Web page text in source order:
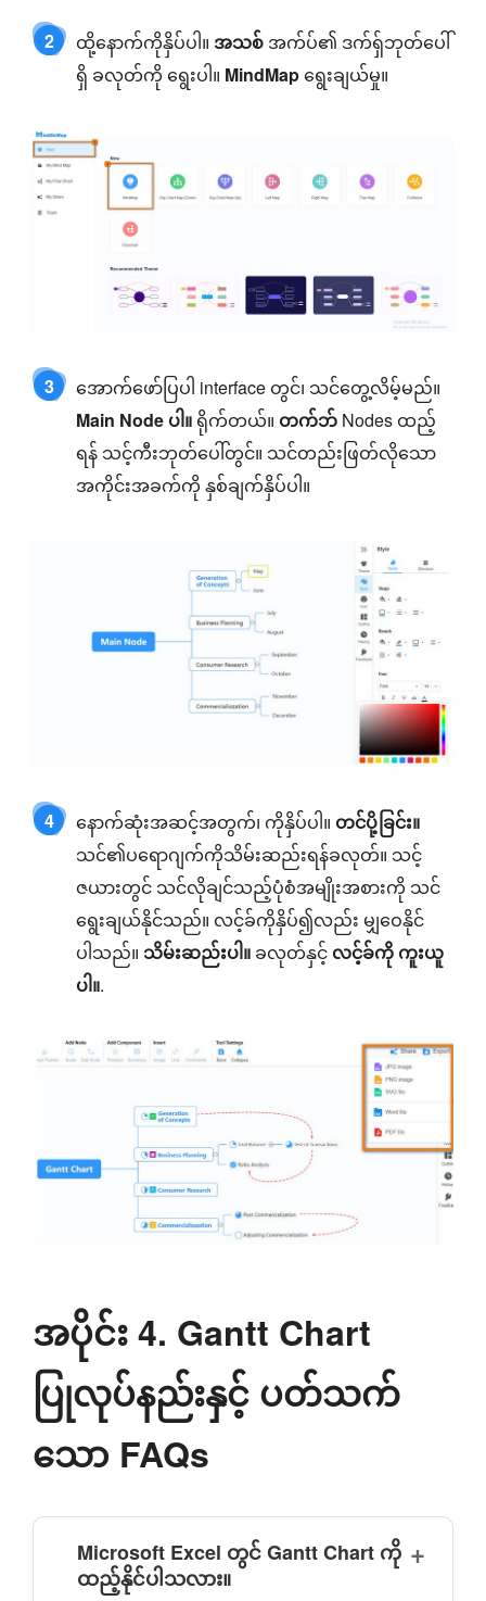
2 ထို့နောက်ကိုနှိပ်ပါ။ အသစ် အက်ပ်၏ ဒက်ရှ်ဘုတ်ပေါ်
ရှိ ခလုတ်ကို ရွေးပါ။ MindMapရွေးချယ်မှု။
3
အောက်ဖော်ပြပါ interface တွင်၊ သင်တွေ့လိမ့်မည်။
Main Node ပါ။ ရိုက်တယ်။ တက်ဘ် Nodes ထည့်
ရန် သင့်ကီးဘုတ်ပေါ်တွင်။ သင်တည်းဖြတ်လိုသော
အကိုင်းအခက်ကို နှစ်ချက်နှိပ်ပါ။
4 နောက်ဆုံးအဆင့်အတွက်၊ ကိုနှိပ်ပါ။ တင်ပို့ခြင်း။
သင်၏ပရောဂျက်ကိုသိမ်းဆည်းရန်ခလုတ်။ သင့်
ဇယားတွင် သင်လိုချင်သည့်ပုံစံအမျိုးအစားကို သင်
ရွေးချယ်နိုင်သည်။ လင့်ခ်ကိုနှိပ်၍လည်း မျှဝေနိုင်
ပါသည်။ သိမ်းဆည်းပါ။ ခလုတ်နှင့် လင့်ခ်ကို ကူးယူ
ပါ။.
အပိုင်း 4. Gantt Chart
ပြုလုပ်နည်းနှင့် ပတ်သက်
သော FAQs
Microsoft Excel တွင် Gantt Chart ကို
ထည့်နိုင်ပါသလား။